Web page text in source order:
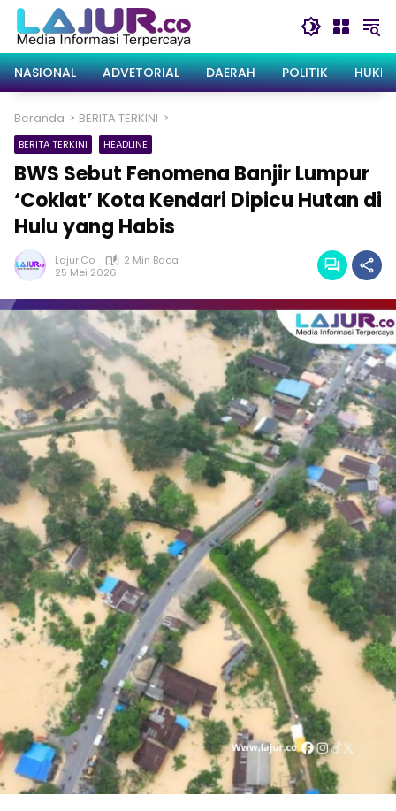
Langsung
konten
NASIONAL
ADVETORIAL DAERAH POLITIK
Beranda BERITA TERKINI
BERITA TERKINI HEADLINE
BWS Sebut Fenomena Banjir Lumpur
‘Coklat’ Kota Kendari Dipicu Hutan di
Hulu yang Habis
Lajur.co
2 Min Baca
25 Mei 2026